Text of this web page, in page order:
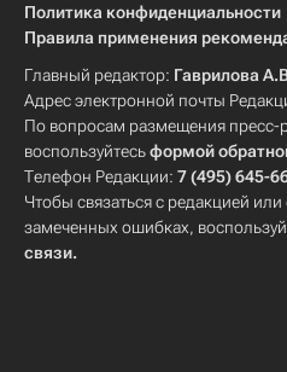
Политика конфиденциальности
Правила применения
Главный редактор: Гаврилова
Адрес электронной почты
По вопросам размещения пресс-
воспользуйтесьформой
Телефон Редакции: 7 (495) 645-
Чтобы связаться с редакцией
замеченных ошибках,
связи.